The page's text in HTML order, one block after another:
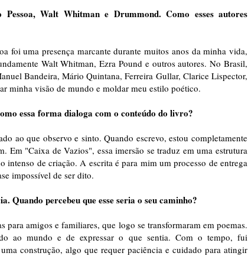
Walt Whitman e Drummond. Como esses autores
foi uma presença marcante durante muitos anos da minha vida,
Walt Whitman, Ezra Pound e outros autores. No Brasil,
Bandeira, Mário Quintana, Ferreira Gullar, Clarice Lispector,
minha visão de mundo e moldar meu estilo poético.
essa forma dialoga com o conteúdo do livro?
ao que observo e sinto. Quando escrevo, estou completamente
Em "Caixa de Vazios", essa imersão se traduz em uma estrutura
de criação. A escrita é para mim um processo de entrega
impossível de ser dito.
Quando percebeu que esse seria o seu caminho?
para amigos e familiares, que logo se transformaram em poemas.
ao mundo e de expressar o que sentia. Com o tempo, fui
construção, algo que requer paciência e cuidado para atingir